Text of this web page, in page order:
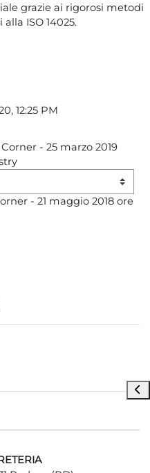
블
grazie ai rigorosi metodi
ISO 14025.
12:25 PM
- 25 marzo 2019
- 21 maggio 2018 ore